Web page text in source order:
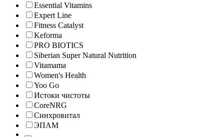
Essential Vitamins
Expert Line
Fitness Catalyst
Keforma
PRO BIOTICS
Siberian Super Natural Nutrition
Vitamama
Women's Health
Yoo Gо
Истоки чистоты
СoreNRG
Синхровитал
ЭПАМ